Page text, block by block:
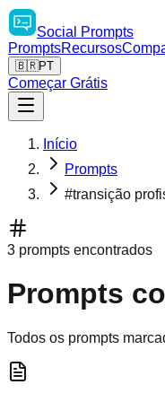
Social
Prompts
PromptsRecursos
🇧🇷PT
Começar Grátis
Início
Prompts
#transição
3 prompts encontrados
Prompts
Todos os prompts